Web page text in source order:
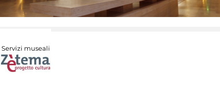
Servizi museali